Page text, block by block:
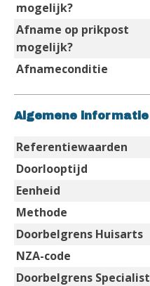
mogelijk?
Afname op prikpost
mogelijk?
Afnameconditie
Algemene informatie
Referentiewaarden
Doorlooptijd
Eenheid
Methode
Doorbelgrens Huisarts
NZA-code
Doorbelgrens Specialist